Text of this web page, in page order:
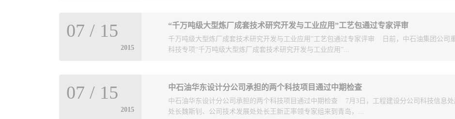
每月台账动态更新制度，提高资金拨付的计
金拨付工作进行挂钩。3指导施工图审查机构
质高效的服务。要求审查机构提高施工图审
作日。同时，要求各审查机构进一步增强服
步审查、分步发放合格书等方式，力促建设
石化盐化一体化项目一期升级改造工程基础设计》专家审查会。中海油规划计划部、质量健康安
环保部、工程建设部、炼化与销售部，项目单位山东海化集团有限公司，中石油东北炼化工程有
公司锦州设计院、海工英派尔工程有限公司和中国石油大学（华东）的有关代表参加了会议。作
承担拿总和大部分设计任务的设计单位，中石油华东设计分公司党委书记兼总工程师谢崇亮、总
计院对该项目基础设计作了准确、全面的汇报，得到了业主和与会专家的一致好评。审查工作由
专家参加审查。经过对基础设计文件的仔细审查和与参加审查人员的深入沟通交流，专家组认为
设计单位提供的基础设计文件齐全，基础设计的深度及内容符合《石油化工基础设计内容规定》
“千万吨级大型炼厂成套技术研究开发与工业应用”工艺包通过专家评审
2015
07 / 15
千万吨级大型炼厂成套技术研究开发与工业应用”工艺包通过专家评审 日前，中石油集团公司
科技专项“千万吨级大型炼厂成套技术研究开发与工业应用”...
工艺包评审会在青岛召开。会议邀请了国家设计大师李志强等十余名来自工程设计及生产运行方
的专家，分别对中石油华东设计分公司自主开发的千万吨级常减压蒸馏装置、300万吨级蜡油加氢
化装置和400万吨/年延迟焦化装置三套工艺包进行了认真审查和讨论。专家组一致认为，这三套
艺包在研究内容和技术深度上均达到了中国石油天然气集团公司《石油炼制与化工装置工艺设计
中石油华东设计分公司承担的两个科技项目通过中期检查
2015
07 / 15
中石油华东设计分公司承担的两个科技项目通过中期检查 7月3日，工程建设分公司科技信息处
处长魏斯钊、公司技术发展处处长王新正率领专家组来到青岛，...